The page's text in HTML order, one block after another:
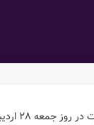
برگزار شد.